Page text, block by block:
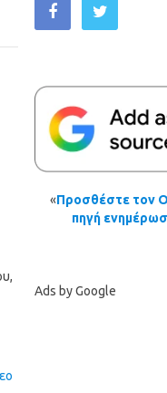
«Προσθέστε τον
πηγή
Ads by Google